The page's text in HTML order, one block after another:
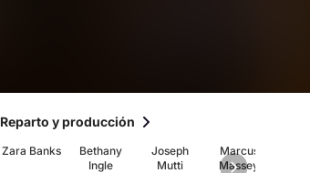
Reparto y producción
Zara Banks
Bethany
Ingle
Joseph
Mutti
Marcus
Massey